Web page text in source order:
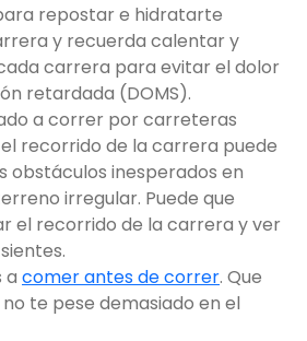
repostar e hidratarte
y recuerda calentar y
carrera para evitar el dolor
retardada (DOMS).
a correr por carreteras
recorrido de la carrera puede
obstáculos inesperados en
irregular. Puede que
el recorrido de la carrera y ver
a comer antes de correr. Que
te pese demasiado en el